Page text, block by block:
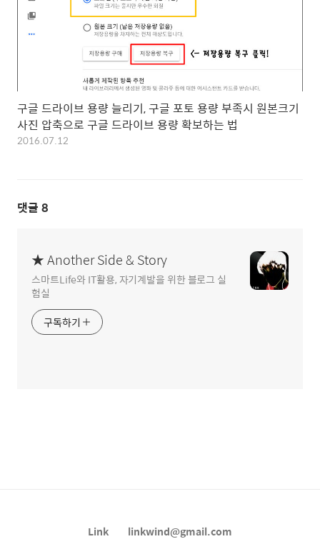
구글 드라이브 용량 늘리기, 구글 포토 용량 부족시 원본크기
사진 압축으로 구글 드라이브 용량 확보하는 법
2016.07.12
댓글 8
★ Another Side & Story
스마트Life와 IT활용, 자기계발을 위한 블로그 실
험실
구독하기
Link linkwind@gmail.com